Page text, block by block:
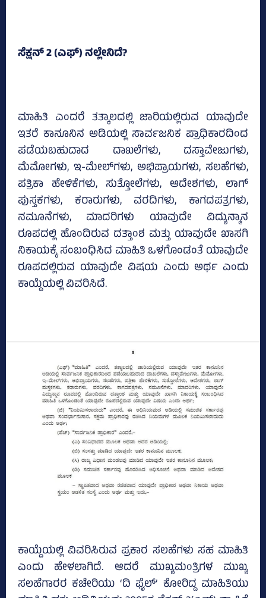
ಸೆಕ್ಷನ್‌ 2 (ಎಫ್‌) ನಲ್ಲೇನಿದೆ?
ಮಾಹಿತಿ ಎಂದರೆ ತತ್ಕಾಲದಲ್ಲಿ ಜಾರಿಯಲ್ಲಿರುವ ಯಾವುದೇ
ಇತರೆ ಕಾನೂನಿನ ಅಡಿಯಲ್ಲಿ ಸಾರ್ವಜನಿಕ ಪ್ರಾಧಿಕಾರದಿಂದ
ಪಡೆಯಬಹುದಾದ ದಾಖಲೆಗಳು, ದಸ್ತಾವೇಜುಗಳು,
ಮೆಮೋಗಳು, ಇ-ಮೇಲ್‌ಗಳು, ಅಭಿಪ್ರಾಯಗಳು, ಸಲಹೆಗಳು,
ಪತ್ರಿಕಾ ಹೇಳಿಕೆಗಳು, ಸುತ್ತೋಲೆಗಳು, ಆದೇಶಗಳು, ಲಾಗ್‌
ಪುಸ್ತಕಗಳು, ಕರಾರುಗಳು, ವರದಿಗಳು, ಕಾಗದಪತ್ರಗಳು,
ನಮೂನೆಗಳು, ಮಾದರಿಗಳು ಯಾವುದೇ ವಿದ್ಯುನ್ಮಾನ
ರೂಪದಲ್ಲಿ ಹೊಂದಿರುವ ದತ್ತಾಂಶ ಮತ್ತು ಯಾವುದೇ ಖಾಸಗಿ
ನಿಕಾಯಕ್ಕೆ ಸಂಬಂಧಿಸಿದ ಮಾಹಿತಿ ಒಳಗೊಂಡಂತೆ ಯಾವುದೇ
ರೂಪದಲ್ಲಿರುವ ಯಾವುದೇ ವಿಷಯ ಎಂದು ಅರ್ಥ ಎಂದು
ಕಾಯ್ದೆಯಲ್ಲಿ ವಿವರಿಸಿದೆ.
ಕಾಯ್ದೆಯಲ್ಲಿ ವಿವರಿಸಿರುವ ಪ್ರಕಾರ ಸಲಹೆಗಳು ಸಹ ಮಾಹಿತಿ
ಎಂದು ಹೇಳಲಾಗಿದೆ. ಆದರೆ ಮುಖ್ಯಮಂತ್ರಿಗಳ ಮುಖ್ಯ
ಸಲಹೆಗಾರರ ಕಚೇರಿಯು ‘ದಿ ಫೈಲ್‌’ ಕೋರಿದ್ದ ಮಾಹಿತಿಯು